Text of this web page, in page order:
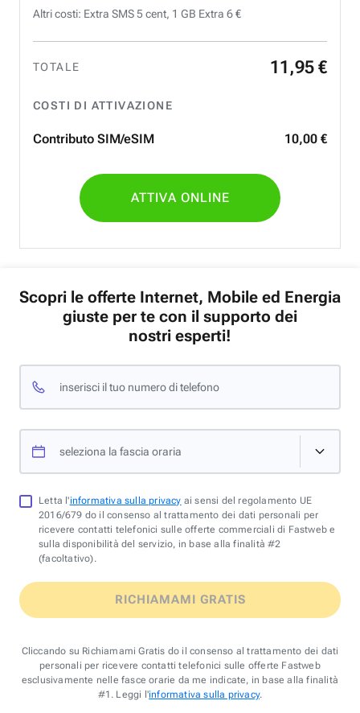
Altri costi: Extra SMS 5 cent, 1 GB Extra 6 €
TOTALE 11 ,95 €
COSTI DI ATTIVAZIONE
Contributo SIM/eSIM 10,00 €
ATTIVA ONLINE
Scopri le offerte Internet, Mobile ed Energia
giuste per te con il supporto dei
nostri esperti!
inserisci il tuo numero di telefono
seleziona la fascia oraria
Letta l'informativa sulla privacy ai sensi del regolamento UE
2016/679 do il consenso al trattamento dei dati personali per
ricevere contatti telefonici sulle offerte commerciali di Fastweb e
sulla disponibilità del servizio, in base alla finalità #2
(facoltativo).
RICHIAMAMI GRATIS
Cliccando su Richiamami Gratis do il consenso al trattamento dei dati
personali per ricevere contatti telefonici sulle offerte Fastweb
esclusivamente nelle fasce orarie da me indicate, in base alla finalità
#1. Leggi l'informativa sulla privacy.